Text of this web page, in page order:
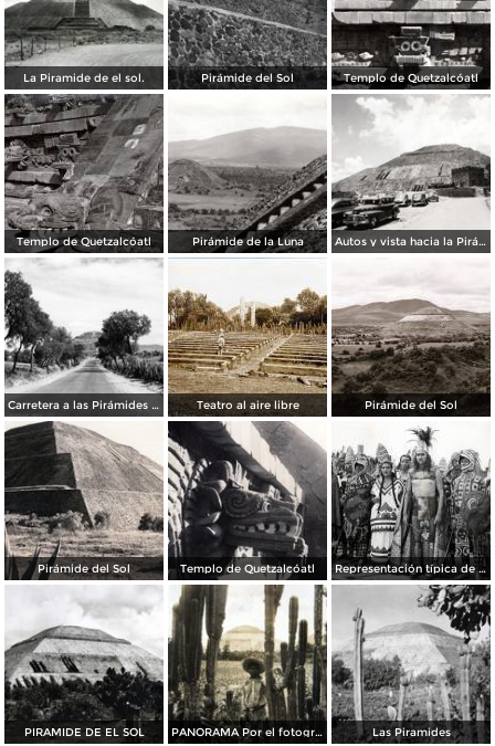
La Piramide de el sol. Pirámide del Sol Templo de Quetzalcóatl
Templo de Quetzalcóatl Pirámide de la Luna Autos y vista hacia la Pirámide del Sol
Carretera a las Pirámides de Teotihuacán Teatro al aire libre Pirámide del Sol
Pirámide del Sol Templo de Quetzalcóatl Representación típica de un emperador indígena con su hija y varios guerreros
PIRAMIDE DE EL SOL PANORAMA Por el fotografo Hugo Brehme Las Piramides